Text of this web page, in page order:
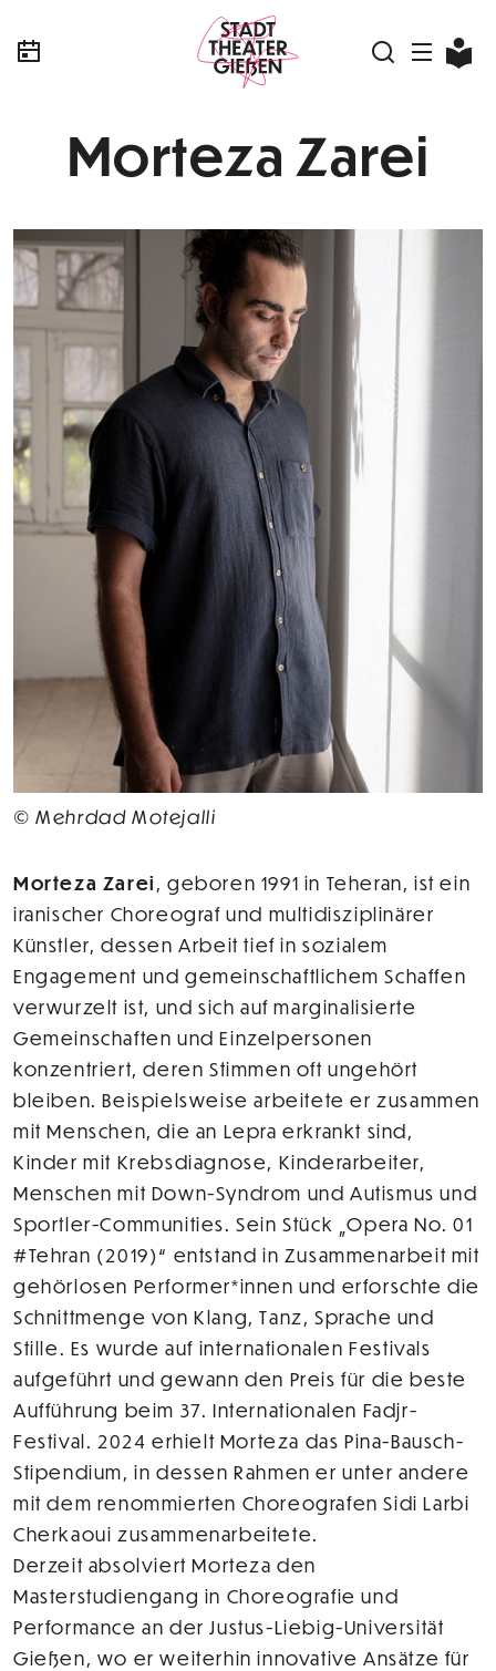
Morteza Zarei
© Mehrdad Motejalli
Morteza Zarei, geboren 1991 in Teheran, ist ein
iranischer Choreograf und multidisziplinärer
Künstler, dessen Arbeit tief in sozialem
Engagement und gemeinschaftlichem Schaffen
verwurzelt ist, und sich auf marginalisierte
Gemeinschaften und Einzelpersonen
konzentriert, deren Stimmen oft ungehört
bleiben. Beispielsweise arbeitete er zusammen
mit Menschen, die an Lepra erkrankt sind,
Kinder mit Krebsdiagnose, Kinderarbeiter,
Menschen mit Down-Syndrom und Autismus und
Sportler-Communities. Sein Stück „Opera No. 01
#Tehran (2019)“ entstand in Zusammenarbeit mit
gehörlosen Performer*innen und erforschte die
Schnittmenge von Klang, Tanz, Sprache und
Stille. Es wurde auf internationalen Festivals
aufgeführt und gewann den Preis für die beste
Aufführung beim 37. Internationalen Fadjr-
Festival. 2024 erhielt Morteza das Pina-Bausch-
Stipendium, in dessen Rahmen er unter andere
mit dem renommierten Choreografen Sidi Larbi
Cherkaoui zusammenarbeitete.
Derzeit absolviert Morteza den
Masterstudiengang in Choreografie und
Performance an der Justus-Liebig-Universität
Gießen, wo er weiterhin innovative Ansätze für